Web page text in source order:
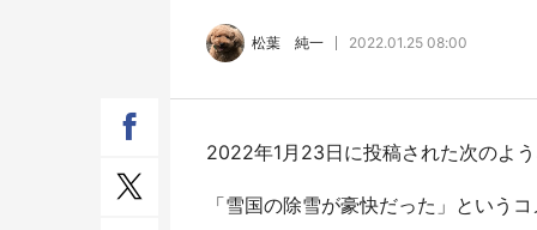
だった鬼太郎グッズ買える 銀座・博
服
松葉 純一 2022.01.25 08:00
2022年1月23日に投稿された次のよ
「雪国の除雪が豪快だった」という